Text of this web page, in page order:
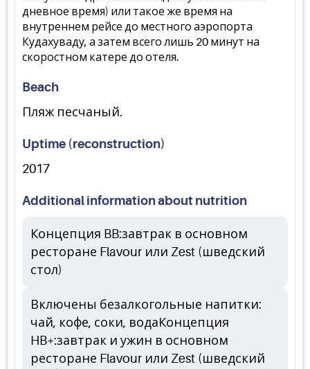
дневное время) или такое же время на
внутреннем рейсе до местного аэропорта
Кудахуваду, а затем всего лишь 20 минут на
скоростном катере до отеля.
Beach
Пляж песчаный.
Uptime (reconstruction)
2017
Additional information about nutrition
Концепция BB:завтрак в основном
ресторане Flavour или Zest (шведский
стол)
Включены безалкогольные напитки:
чай, кофе, соки, водаКонцепция
HB+:завтрак и ужин в основном
ресторане Flavour или Zest (шведский